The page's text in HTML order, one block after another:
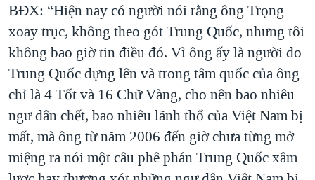
BĐX: “Hiện nay có người nói rằng ông Trọng
xoay trục, không theo gót Trung Quốc, nhưng tôi
không bao giờ tin điều đó. Vì ông ấy là người do
Trung Quốc dựng lên và trong tâm quốc của ông
chỉ là 4 Tốt và 16 Chữ Vàng, cho nên bao nhiêu
ngư dân chết, bao nhiêu lãnh thổ của Việt Nam bị
mất, mà ông từ năm 2006 đến giờ chưa từng mở
miệng ra nói một câu phê phán Trung Quốc xâm